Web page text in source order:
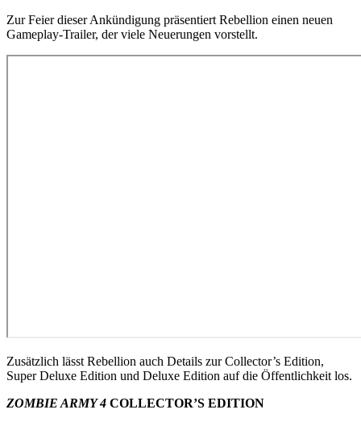
Zur Feier dieser Ankündigung präsentiert Rebellion einen neuen
Gameplay-Trailer, der viele Neuerungen vorstellt.
Zusätzlich lässt Rebellion auch Details zur Collector’s Edition,
Super Deluxe Edition und Deluxe Edition auf die Öffentlichkeit los.
ZOMBIE ARMY 4 COLLECTOR’S EDITION